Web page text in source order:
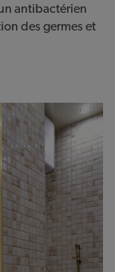
antibactérien
des germes et